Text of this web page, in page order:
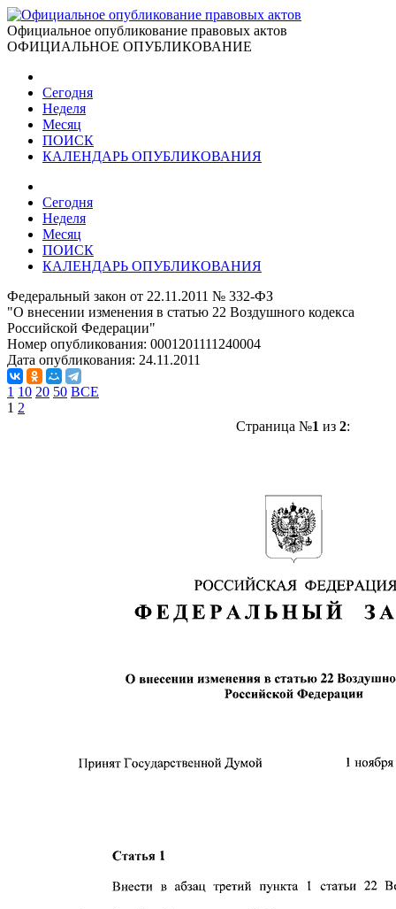
Официальное опубликование правовых актов
ОФИЦИАЛЬНОЕ ОПУБЛИКОВАНИЕ
Сегодня
Неделя
Месяц
ПОИСК
КАЛЕНДАРЬ ОПУБЛИКОВАНИЯ
Сегодня
Неделя
Месяц
ПОИСК
КАЛЕНДАРЬ ОПУБЛИКОВАНИЯ
Федеральный закон от 22.11.2011 № 332-ФЗ
"О внесении изменения в статью 22 Воздушного кодекса
Российской Федерации"
Номер опубликования: 0001201111240004
Дата опубликования: 24.11.2011
1 10 20 50 ВСЕ
1 2
Страница №1 из 2: